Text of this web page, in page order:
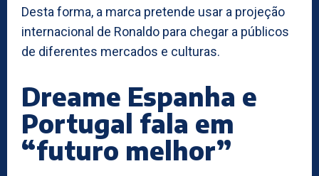
Desta forma, a marca pretende usar a projeção
internacional de Ronaldo para chegar a públicos
de diferentes mercados e culturas.
Dreame Espanha e
Portugal fala em
“futuro melhor”